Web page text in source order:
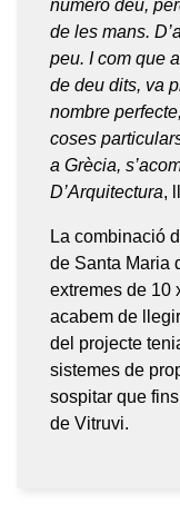
número deu,
de les mans.
peu. I com que
de deu dits, va
nombre
coses
a Grècia,
D’Arquitectura,
La combinació
de Santa Maria
extremes de 10
acabem de
del projecte
sistemes de
sospitar que
de Vitruvi.